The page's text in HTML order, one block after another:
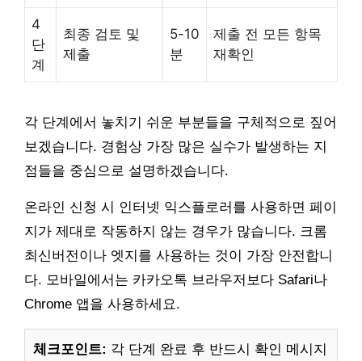
4
단
계
최종 검토 및
제출
5-10
분
제출 전 모든 항목
재확인
각 단계에서 놓치기 쉬운 부분들을 구체적으로 짚어
보겠습니다. 경험상 가장 많은 실수가 발생하는 지
점들을 중심으로 설명하겠습니다.
온라인 신청 시 인터넷 익스플로러를 사용하면 페이
지가 제대로 작동하지 않는 경우가 많습니다. 크롬
최신버전이나 엣지를 사용하는 것이 가장 안전합니
다. 모바일에서는 카카오톡 브라우저보다 Safari나
Chrome 앱을 사용하세요.
체크포인트: 각 단계 완료 후 반드시 확인 메시지